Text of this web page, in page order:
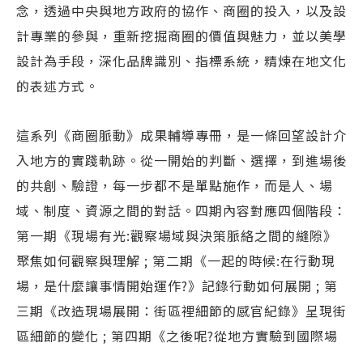
念，透過中央與地方政府的協作、商圈的投入，以及設
計專業的參與，重新挖掘商圈的價值與魅力，並以美學
設計為手段，深化品牌識別、指標系統，精煉在地文化
的表述方式。
這系列《商圈脈動》成果輔導專冊，是一條回望設計介
入地方的實踐軌跡。從一開始的判斷、選擇，到進場後
的共創、驗證，每一步都不是單點施作，而是人、場
域、制度、資源之間的對話。四期內容對應四個階段：
第一期《現場有光:觀察場域與決策脈絡之間的縫隙》
聚焦如何觀察與理解 ; 第二期《一起的時候:在行動現
場，是什麼讓事情開始運作?》記錄行動如何展開 ; 第
三期《改造現場展開：街區裡細節的感官紀錄》呈現街
區細節的變化 ; 第四期《之後呢?從地方實驗到國際場